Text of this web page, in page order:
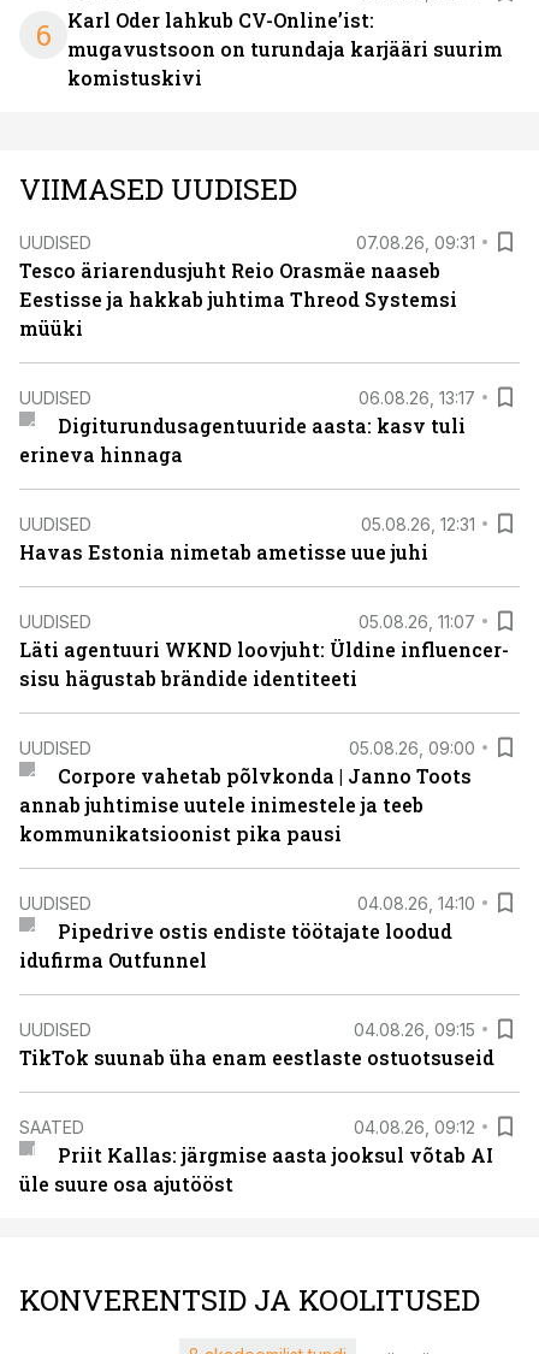
6
Karl Oder lahkub CV-Online’ist:
mugavustsoon on turundaja karjääri suurim
komistuskivi
VIIMASED UUDISED
UUDISED 07.08.26, 09:31
Tesco äriarendusjuht Reio Orasmäe naaseb
Eestisse ja hakkab juhtima Threod Systemsi
müüki
UUDISED 06.08.26, 13:17
Digiturundusagentuuride aasta: kasv tuli
erineva hinnaga
UUDISED 05.08.26, 12:31
Havas Estonia nimetab ametisse uue juhi
UUDISED 05.08.26, 11:07
Läti agentuuri WKND loovjuht: Üldine influencer-
sisu hägustab brändide identiteeti
UUDISED 05.08.26, 09:00
Corpore vahetab põlvkonda | Janno Toots
annab juhtimise uutele inimestele ja teeb
kommunikatsioonist pika pausi
UUDISED 04.08.26, 14:10
Pipedrive ostis endiste töötajate loodud
idufirma Outfunnel
UUDISED 04.08.26, 09:15
TikTok suunab üha enam eestlaste ostuotsuseid
SAATED 04.08.26, 09:12
Priit Kallas: järgmise aasta jooksul võtab AI
üle suure osa ajutööst
KONVERENTSID JA KOOLITUSED